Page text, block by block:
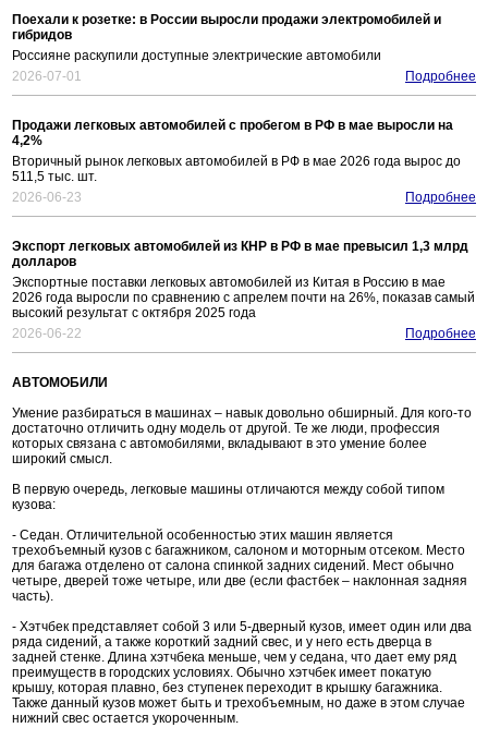
Поехали к розетке: в России выросли продажи электромобилей и
гибридов
Россияне раскупили доступные электрические автомобили
2026-07-01
Подробнее
Продажи легковых автомобилей с пробегом в РФ в мае выросли на
4,2%
Вторичный рынок легковых автомобилей в РФ в мае 2026 года вырос до
511,5 тыс. шт.
2026-06-23
Подробнее
Экспорт легковых автомобилей из КНР в РФ в мае превысил 1,3 млрд
долларов
Экспортные поставки легковых автомобилей из Китая в Россию в мае
2026 года выросли по сравнению с апрелем почти на 26%, показав самый
высокий результат с октября 2025 года
2026-06-22
Подробнее
АВТОМОБИЛИ
Умение разбираться в машинах – навык довольно обширный. Для кого-то
достаточно отличить одну модель от другой. Те же люди, профессия
которых связана с автомобилями, вкладывают в это умение более
широкий смысл.
В первую очередь, легковые машины отличаются между собой типом
кузова:
- Седан. Отличительной особенностью этих машин является
трехобъемный кузов с багажником, салоном и моторным отсеком. Место
для багажа отделено от салона спинкой задних сидений. Мест обычно
четыре, дверей тоже четыре, или две (если фастбек – наклонная задняя
часть).
- Хэтчбек представляет собой 3 или 5-дверный кузов, имеет один или два
ряда сидений, а также короткий задний свес, и у него есть дверца в
задней стенке. Длина хэтчбека меньше, чем у седана, что дает ему ряд
преимуществ в городских условиях. Обычно хэтчбек имеет покатую
крышу, которая плавно, без ступенек переходит в крышку багажника.
Также данный кузов может быть и трехобъемным, но даже в этом случае
нижний свес остается укороченным.